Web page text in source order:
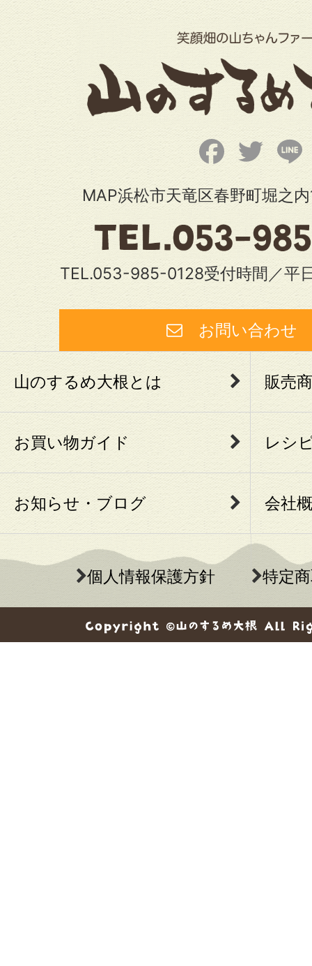
FacebookTwitter
MAP浜松市天竜区春野町堀之
TEL.053-985-0128受付時間／平
お問い合わ
山のするめ大根とは 販売
お買い物ガイド レシ
お知らせ・ブログ 会社
個人情報保護方針 特定